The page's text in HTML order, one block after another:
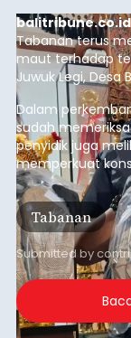
Tabanan terus
maut terhadap
Juwuk Legi,
yang terjadi
Dalam
sudah
penyidik juga
memperkuat
orang tersangka
Tabanan
Submitted by